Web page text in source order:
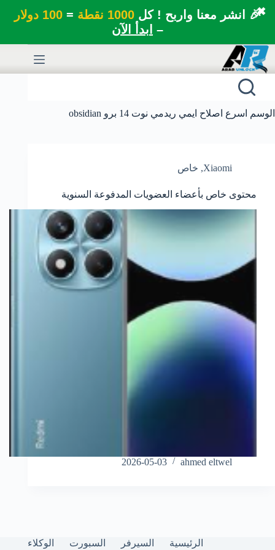
🎉 انشر معنا واربح ! كل1000 نقطة =100 دولار
– ابدأ الآن
✖
التجاوز
إلى
المحتوى
الوسم اسرع اصلاح ايمي ريدمي نوت 14 برو obsidian
Xiaomi
, خاص
محتوى خاص بأعضاء العضويات المدفوعة السنوية
ahmed eltwel
2026-05-03
الرئيسية السيرفر السبورت الوكلاء